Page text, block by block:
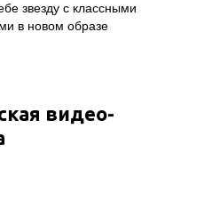
звезду с классными
в новом образе
видео-